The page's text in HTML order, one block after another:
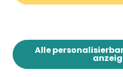
Alle